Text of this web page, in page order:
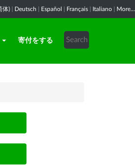
体) Deutsch Español Français Italiano More...
寄付をする